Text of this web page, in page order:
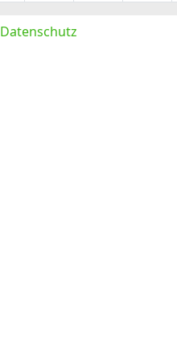
Datenschutz